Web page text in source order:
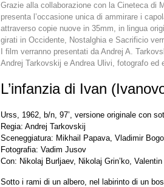
Grazie alla collaborazione con la Cineteca di
presenta l’occasione unica di ammirare i
attraverso copie nuove in 35mm, in lingua
girati in Occidente, Nostalghia e Sacrificio
I film verranno presentati da Andrej A.
Andrej Tarkovskij e Andrea Ulivi, fotografo ed
L’infanzia di Ivan
Urss, 1962, b/n, 97’, versione originale con
Regia: Andrej Tarkovskij
Sceneggiatura: Mikhail Papava, Vladimir
Fotografia: Vadim Jusov
Con: Nikolaj Burljaev, Nikolaj Grin’ko,
Sotto i rami di un albero, nel labirinto di un